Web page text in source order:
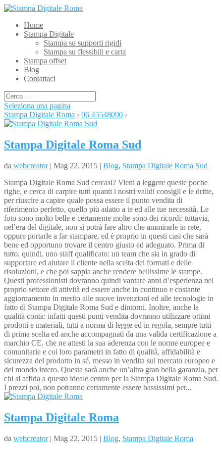
Home
Stampa Digitale
Stampa su supporti rigidi
Stampa su flessibili e carta
Stampa offset
Blog
Contattaci
Seleziona una pagina
Stampa Digitale Roma › 06 45548090 ›
Stampa Digitale Roma Sud
da webcreator| Mag 22, 2015 | Blog, Stampa Digitale Roma Sud
Stampa Digitale Roma Sud cercasi? Vieni a leggere queste poche
righe, e cerca di carpire tutti quanti i nostri validi consigli e le dritte,
per riuscire a capire quale possa essere il punto vendita di
riferimento perfetto, quello più adatto a te ed alle tue necessità. Le
foto sono molto belle e certamente molte sono dei ricordi: tuttavia,
nel’era del digitale, non si potrà fare altro che ammirarle in rete,
oppure portarle a far stampare, ed è proprio in questi casi che sarà
bene ed opportuno trovare il centro giusto ed adeguato. Prima di
tutto, quindi, uno staff qualificato: un team che sia in grado di
supportare ed aiutare il cliente nella scelta dei formati e delle
risoluzioni, e che poi sappia anche rendere bellissime le stampe.
Questi professionisti dovranno quindi vantare anni d’esperienza nel
proprio settore di attività ed essere anche in continuo e costante
aggiornamento in merito alle nuove invenzioni ed alle tecnologie in
fatto di Stampa Digitale Roma Sud e dintorni. Inoltre, anche la
qualità conta: infatti questi punti vendita dovranno utilizzare ottimi
prodotti e materiali, tutti a norma di legge ed in regola, sempre tutti
di prima scelta ed anche accompagnati da una valida certificazione a
marchio CE, che ne attesti la sua aderenza con le norme europee e
comunitarie e coi loro parametri in fatto di qualità, affidabilità e
sicurezza del prodotto in sé, messo in vendita sul mercato europeo e
del mondo intero. Questa sarà anche un’altra gran bella garanzia, per
chi si affida a questo ideale centro per la Stampa Digitale Roma Sud.
I prezzi poi, non potranno certamente essere bassissimi per...
Stampa Digitale Roma
da webcreator| Mag 22, 2015 | Blog, Stampa Digitale Roma